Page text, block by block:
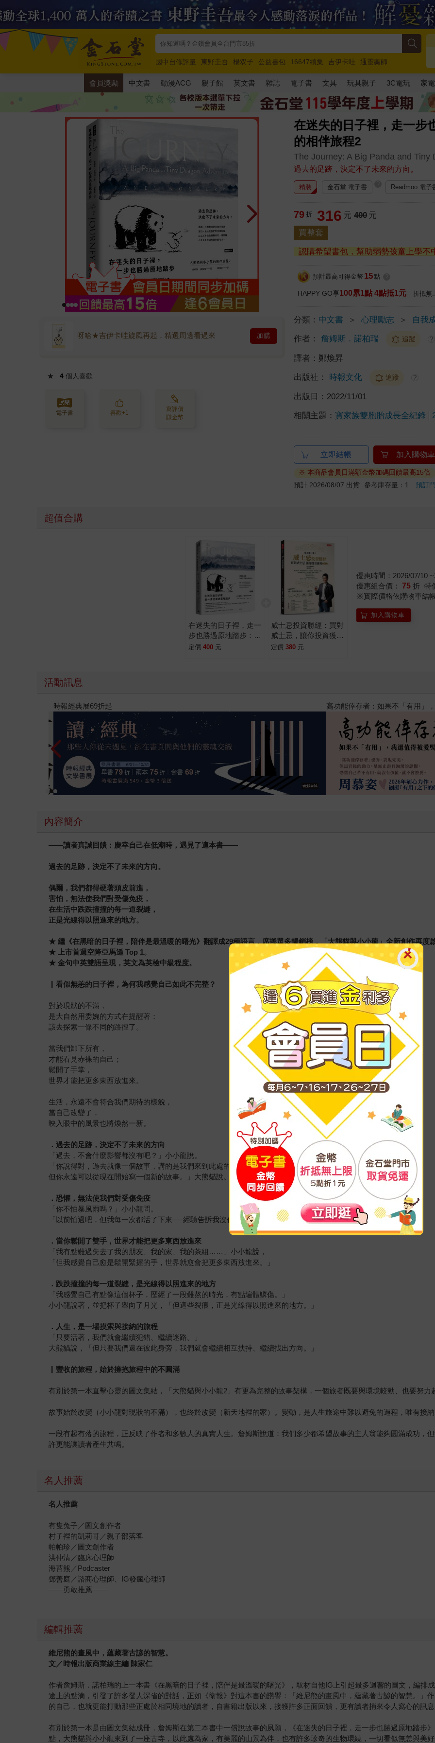
國中自修評量 東野圭吾 楊双子 公益書包 16647續集 吉伊卡哇
通靈藥師
唯紅花綻放
奧德賽 路邊攤新作 馬斯克 玩具總動員5 超慢跑
會員獎勵 中文書 動漫ACG 親子館 英文書 雜誌 電子書 文具 玩具親子 3C電玩 家電
在迷失的日子裡，走一步
的相伴旅程2
The Journey: A Big Panda and Tiny
過去的足跡，決定不了未來的方向。
呀哈★吉伊卡哇旋風再起，精選周邊看過來 加購
★ 4 個人喜歡
電子書 喜歡+1
寫評價
賺金幣
精裝 金石堂 電子書 Readmoo 電子
79 折 316 元 400 元
買整套
認購希望書包，幫助弱勢孩童上學不
預計最高可得金幣 15 點
HAPPY GO享100累1點 4點抵1元 折抵無
分類： 中文書 ＞ 心理勵志 ＞ 自我
作者： 詹姆斯．諾柏瑞 追蹤 ?
譯者： 鄭煥昇
出版社： 時報文化 追蹤 ?
出版日： 2022/11/01
相關主題： 寶家族雙胞胎成長全紀錄
立即結帳 加入購物車
※ 本商品會員日滿額金幣加碼回饋最高15倍
預計 2026/08/07 出貨 參考庫存量：1預訂
超值合購
在迷失的日子裡，走一
步也勝過原地踏步：大
熊貓與小小龍的相伴旅
定價 400 元
威士忌投資勝經：買對
威士忌，讓你投資獲利
600%
定價 380 元
優惠時間：2026/07/10
優惠組合價： 75 折 特
※實際價格依購物車結
加入購物車
活動訊息
2026年8月金石堂強力推薦 黃色書刊回來了！一起走進他的
內容簡介
——讀者真誠回饋：慶幸自己在低潮時，遇見了這本書——
過去的足跡，決定不了未來的方向。
偶爾，我們都得硬著頭皮前進，
害怕，無法使我們對受傷免疫，
在生活中跌跌撞撞的每一道裂縫，
正是光線得以照進來的地方。
★繼《在黑暗的日子裡，陪伴是最溫暖的曙光》翻譯成29種語言，席捲眾多暢銷榜，「大熊貓與小小龍」全新創作再度
★
上市首週空降亞馬遜 Top 1。
★金句中英雙語呈現，英文為英檢中級程度。
▏看似無恙的日子裡，為何我感覺自己如此不完整？
對於現狀的不滿，
是大自然用委婉的方式在提醒著：
該去探索一條不同的路徑了。
當我們卸下所有，
才能看見赤裸的自己；
鬆開了手掌，
世界才能把更多東西放進來。
生活，永遠不會符合我們期待的樣貌，
當自己改變了，
映入眼中的風景也將煥然一新。
．過去的足跡，決定不了未來的方向
「過去，不會什麼影響都沒有吧？」小小龍說。
「你說得對，過去就像一個故事，講的是我們來到此處的前因後果──
但你永遠可以從現在開始寫一個新的故事。」大熊貓說。
．恐懼，無法使我們對受傷免疫
「你不怕暴風雨嗎？」小小龍問。
「以前怕過吧，但我每一次都活了下來──經驗告訴我沒什麼好怕。」大熊貓說。
．當你鬆開了雙手，世界才能把更多東西放進來
「我有點難過失去了我的朋友、我的家、我的茶組……」小小龍說，
「但我感覺自己愈是鬆開緊握的手，世界就愈會把更多東西放進來。」
．跌跌撞撞的每一道裂縫，是光線得以照進來的地方
「我感覺自己有點像這個杯子，歷經了一段難熬的時光，有點遍體鱗傷。」
小小龍說著，並把杯子舉向了月光，「但這些裂痕，正是光線得以照進來的地方。」
．人生，是一場摸索與接納的旅程
「只要活著，我們就會繼續犯錯、繼續迷路。」
大熊貓說，「但只要我們還在彼此身旁，我們就會繼續相互扶持、繼續找出方向。」
豐收的旅程，始於擁抱旅程中的不圓滿
有別於第一本直擊心靈的圖文集結，「大熊貓與小小龍2」有更為完整的故事架構，一個旅者既要與環境較勁、也要努力
故事始於改變（小小龍對現狀的不滿），也終於改變（新天地裡的家）。變動，是人生旅途中難以避免的過程，唯有接
一段有起有落的旅程，正反映了作者和多數人的真實人生。詹姆斯說道：我們多少都希望故事的主人翁能夠圓滿成功，
許更能讓讀者產生共鳴。
名人推薦
名人推薦
有隻兔子／圖文創作者
村子裡的凱莉哥／親子部落客
帕帕珍／圖文創作者
洪仲清／臨床心理師
海苔熊／Podcaster
鄧善庭／諮商心理師、IG發瘋心理師
——勇敢推薦——
編輯推薦
維尼熊的畫風中，蘊藏著古諺的智慧。
文／時報出版商業線主編 陳家仁
作者詹姆斯．諾柏瑞的上一本書《在黑暗的日子裡，陪伴是最溫暖的曙光》，取材自他IG上引起最多迴響的圖文，編排
途上的點滴，引發了許多發人深省的對話，正如《衛報》對這本書的讚譽：「維尼熊的畫風中，蘊藏著古諺的智慧。」
的自己，也就更能打動那些正處於相同境地的讀者，自書籍出版以來，接獲許多正面回饋，更有讀者捎來令人窩心的訊
有別於第一本是由圖文集結成冊，詹姆斯在第二本書中一償說故事的夙願，《在迷失的日子裡，走一步也勝過原地踏步
點，大熊貓與小小龍來到了一座古寺，以此處為家，有美麗的山景為伴，也有許多珍奇的生物環繞，一切看似無恙與美